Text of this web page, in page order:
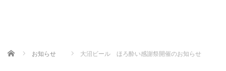
Home お知らせ 大沼ビール ほろ酔い感謝祭開催のお知らせ